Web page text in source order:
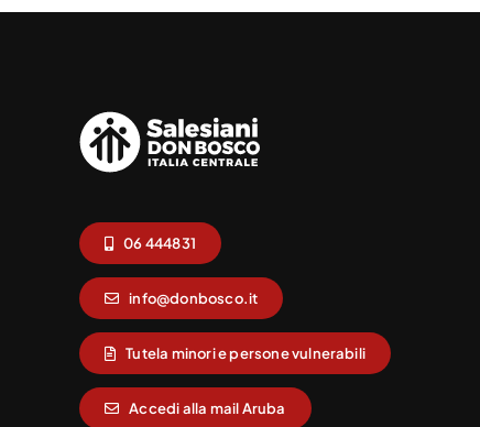
06 444831
info@donbosco.it
Tutela minori e persone vulnerabili
Accedi alla mail Aruba